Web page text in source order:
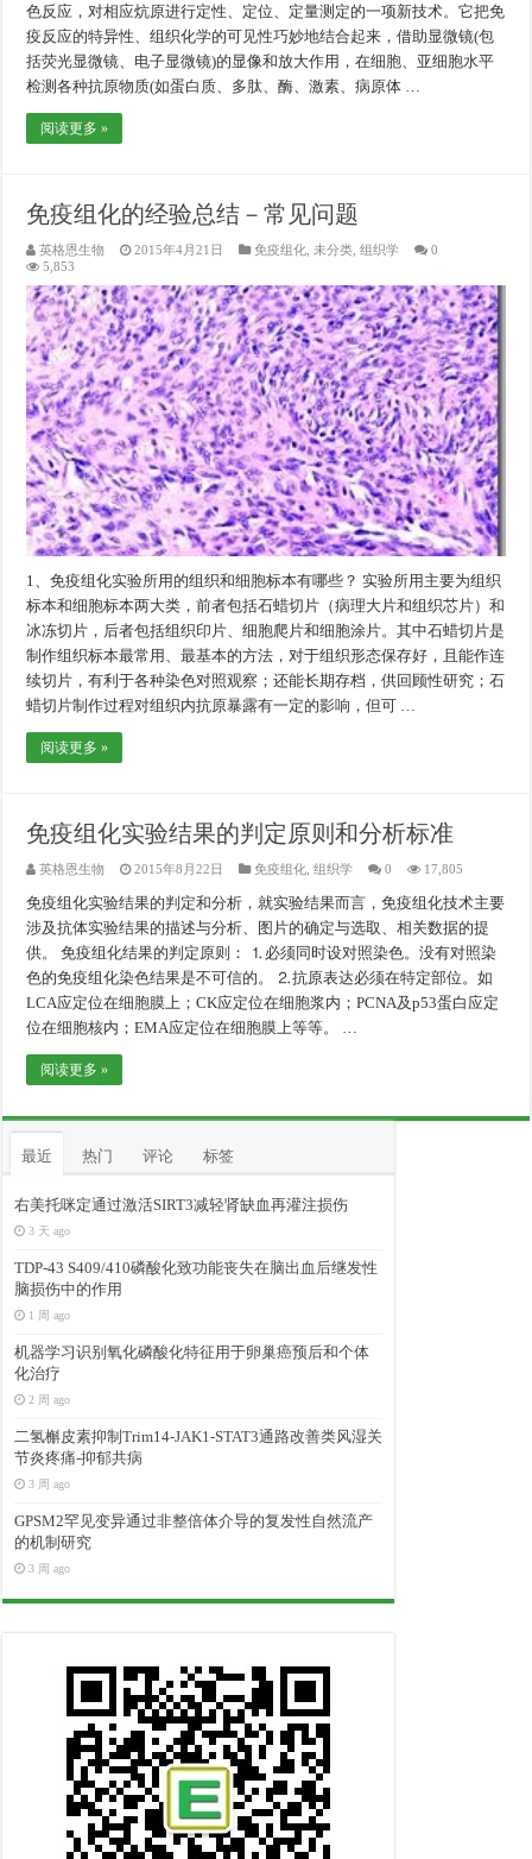
色反应，对相应炕原进行定性、定位、定量测定的一项新技术。它把免
疫反应的特异性、组织化学的可见性巧妙地结合起来，借助显微镜(包
括荧光显微镜、电子显微镜)的显像和放大作用，在细胞、亚细胞水平
检测各种抗原物质(如蛋白质、多肽、酶、激素、病原体 …
阅读更多 »
免疫组化的经验总结－常见问题
英格恩生物 2015年4月21日 免疫组化 未分类 ,组织学
0
5,853
1、免疫组化实验所用的组织和细胞标本有哪些？ 实验所用主要为组织
标本和细胞标本两大类，前者包括石蜡切片（病理大片和组织芯片）和
冰冻切片，后者包括组织印片、细胞爬片和细胞涂片。其中石蜡切片是
制作组织标本最常用、最基本的方法，对于组织形态保存好，且能作连
续切片，有利于各种染色对照观察；还能长期存档，供回顾性研究；石
蜡切片制作过程对组织内抗原暴露有一定的影响，但可 …
阅读更多 »
免疫组化实验结果的判定原则和分析标准
英格恩生物 2015年8月22日 免疫组化 ,组织学 0 17,805
免疫组化实验结果的判定和分析，就实验结果而言，免疫组化技术主要
涉及抗体实验结果的描述与分析、图片的确定与选取、相关数据的提
供。 免疫组化结果的判定原则： ⒈必须同时设对照染色。没有对照染
色的免疫组化染色结果是不可信的。 ⒉抗原表达必须在特定部位。如
LCA应定位在细胞膜上；CK应定位在细胞浆内；PCNA及p53蛋白应定
位在细胞核内；EMA应定位在细胞膜上等等。 …
阅读更多 »
最近 热门 评论 标签
右美托咪定通过激活SIRT3减轻肾缺血再灌注损伤
3 天 ago
TDP-43 S409/410磷酸化致功能丧失在脑出血后继发性
脑损伤中的作用
1 周 ago
机器学习识别氧化磷酸化特征用于卵巢癌预后和个体
化治疗
2 周 ago
二氢槲皮素抑制Trim14-JAK1-STAT3通路改善类风湿关
节炎疼痛-抑郁共病
3 周 ago
GPSM2罕见变异通过非整倍体介导的复发性自然流产
的机制研究
3 周 ago